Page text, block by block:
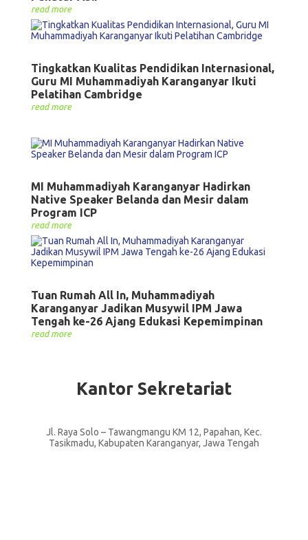
read more
Tingkatkan Kualitas Pendidikan Internasional,
Guru MI Muhammadiyah Karanganyar Ikuti
Pelatihan Cambridge
read more
MI Muhammadiyah Karanganyar Hadirkan
Native Speaker Belanda dan Mesir dalam
Program ICP
read more
Tuan Rumah All In, Muhammadiyah
Karanganyar Jadikan Musywil IPM Jawa
Tengah ke-26 Ajang Edukasi Kepemimpinan
read more
Kantor Sekretariat
Jl. Raya Solo – Tawangmangu KM 12, Papahan, Kec.
Tasikmadu, Kabupaten Karanganyar, Jawa Tengah